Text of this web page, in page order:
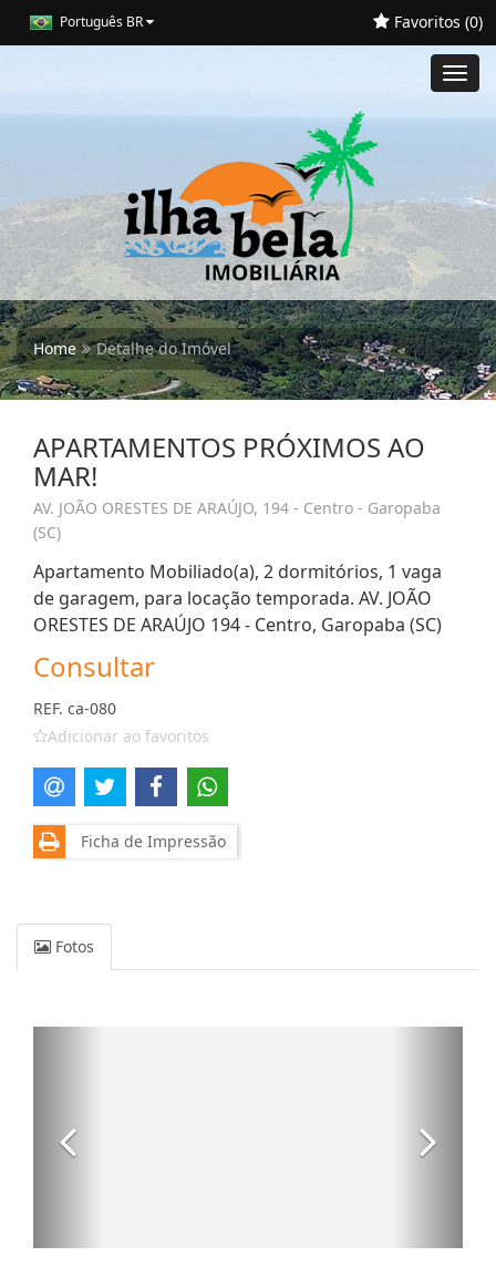
Português BR Favoritos (0)
Home Detalhe do Imóvel
APARTAMENTOS PRÓXIMOS AO
MAR!
AV. JOÃO ORESTES DE ARAÚJO, 194 - Centro - Garopaba
(SC)
Apartamento Mobiliado(a), 2 dormitórios, 1 vaga
de garagem, para locação temporada. AV. JOÃO
ORESTES DE ARAÚJO 194 - Centro, Garopaba (SC)
Consultar
REF. ca-080
Adicionar ao favoritos
Ficha de Impressão
Fotos